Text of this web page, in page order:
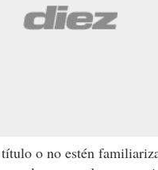
o no estén